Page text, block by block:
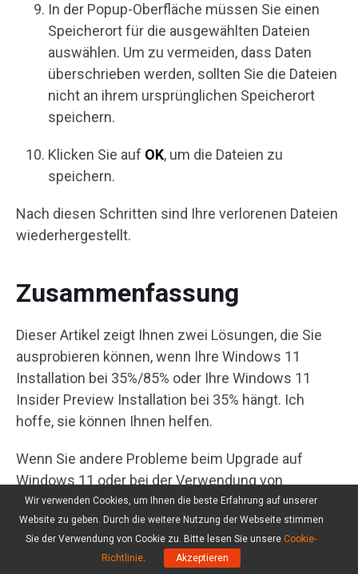
In der Popup-Oberfläche müssen Sie einen
Speicherort für die ausgewählten Dateien
auswählen. Um zu vermeiden, dass Daten
überschrieben werden, sollten Sie die Dateien
nicht an ihrem ursprünglichen Speicherort
speichern.
Klicken Sie auf OK, um die Dateien zu
speichern.
Nach diesen Schritten sind Ihre verlorenen Dateien
wiederhergestellt.
Zusammenfassung
Dieser Artikel zeigt Ihnen zwei Lösungen, die Sie
ausprobieren können, wenn Ihre Windows 11
Installation bei 35%/85% oder Ihre Windows 11
Insider Preview Installation bei 35% hängt. Ich
hoffe, sie können Ihnen helfen.
Wenn Sie andere Probleme beim Upgrade auf
Windows 11 oder bei der Verwendung von
Windows 11 haben, können Sie uns dies in den
Kommentaren mitteilen. Sie können auch eine E-
Mail ansupport@minitool.comsenden, um uns das
Problem mitzuteilen, das Sie beheben möchten.
Wir verwenden Cookies, um Ihnen die beste Erfahrung auf unserer
Website zu geben. Durch die weitere Nutzung der Webseite stimmen
Sie der Verwendung von Cookie zu. Bitte lesen Sie unsere Cookie-
Richtlinie. Akzeptieren